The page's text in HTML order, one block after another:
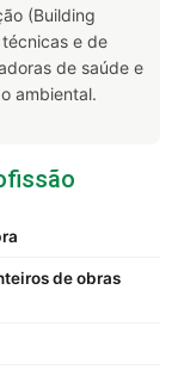
(Building
e de
de saúde e
ambiental.
de obras